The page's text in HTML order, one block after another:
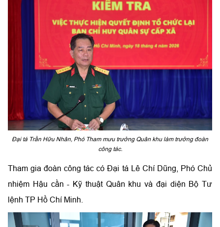
Đại tá Trần Hữu Nhân, Phó Tham mưu trưởng Quân khu làm trưởng đoàn
công tác.
Tham gia đoàn công tác có Đại tá Lê Chí Dũng, Phó Chủ
nhiệm Hậu cần - Kỹ thuật Quân khu và đại diện Bộ Tư
lệnh TP Hồ Chí Minh.